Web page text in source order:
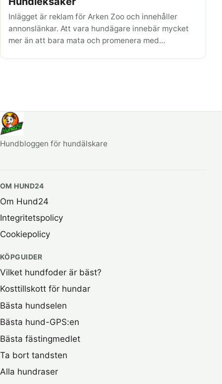
Inlägget är reklam för Arken Zoo och innehåller
annonslänkar. Att vara hundägare innebär mycket
mer än att bara mata och promenera med…
Hundbloggen för hundälskare
OM HUND24
Om Hund24
Integritetspolicy
Cookiepolicy
KÖPGUIDER
Vilket hundfoder är bäst?
Kosttillskott för hundar
Bästa hundselen
Bästa hund-GPS:en
Bästa fästingmedlet
Ta bort tandsten
Alla hundraser